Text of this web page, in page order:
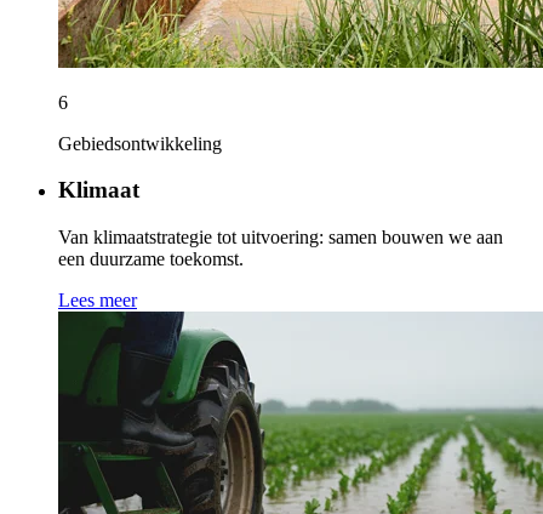
6
Gebiedsontwikkeling
Klimaat
Van klimaatstrategie tot uitvoering: samen bouwen we aan
een duurzame toekomst.
Lees meer